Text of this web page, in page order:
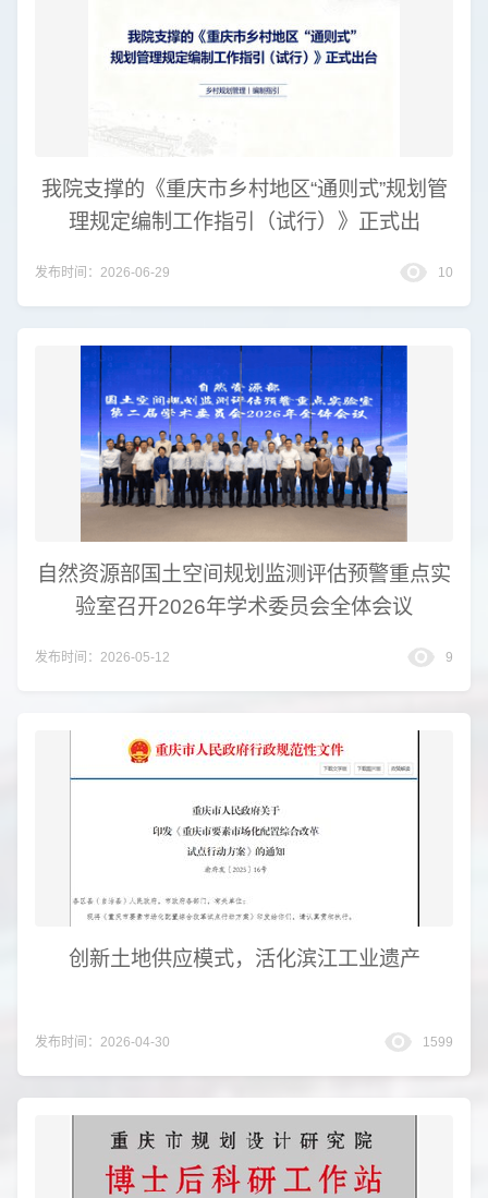
我院支撑的《重庆市乡村地区“通则式”规划管
理规定编制工作指引（试行）》正式出
发布时间：2026-06-29 10
自然资源部国土空间规划监测评估预警重点实
验室召开2026年学术委员会全体会议
发布时间：2026-05-12 9
创新土地供应模式，活化滨江工业遗产
发布时间：2026-04-30 1599